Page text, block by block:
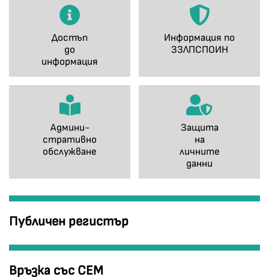
Достъп
до
информация
Информация по
ЗЗЛПСПОИН
Админи-
стративно
обслужване
Защита
на
личните
данни
Публичен регистър
Връзка със СЕМ